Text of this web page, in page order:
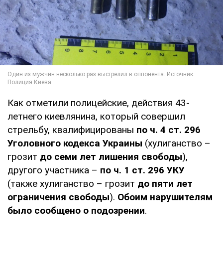
Как отметили полицейские, действия 43-
летнего киевлянина, который совершил
стрельбу, квалифицированы по ч. 4 ст. 296
Уголовного кодекса Украины (хулиганство –
грозит до семи лет лишения свободы),
другого участника – по ч. 1 ст. 296 УКУ
(также хулиганство – грозит до пяти лет
ограничения свободы). Обоим нарушителям
было сообщено о подозрении.